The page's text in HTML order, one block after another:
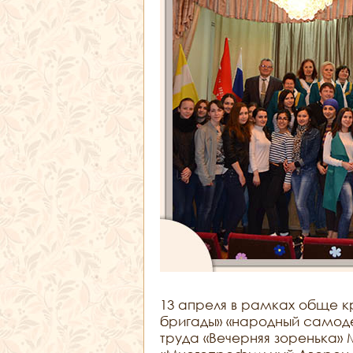
13 апреля в рамках обще
бригады» «народный
труда «Вечерняя